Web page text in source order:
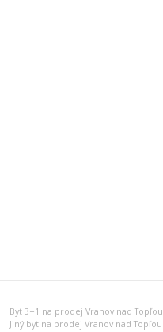
Byt 3+1 na prodej Vranov nad Topľou
Jiný byt na prodej Vranov nad Topľou